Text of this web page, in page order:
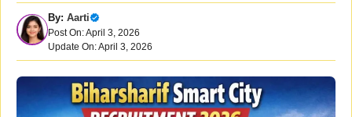
By: Aarti
Post On: April 3, 2026
Update On: April 3, 2026